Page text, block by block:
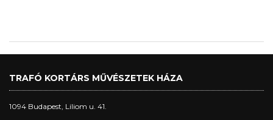
TRAFÓ KORTÁRS MŰVÉSZETEK HÁZA
1094 Budapest, Liliom u. 41.